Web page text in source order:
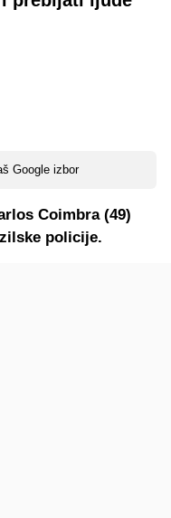
Google izbor
Coimbra (49)
policije.